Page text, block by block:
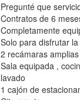
Pregunté que
Contratos de 6
Completamente
Solo para disfrutar
2 recámaras
Sala equipada ,
lavado
1 cajón de